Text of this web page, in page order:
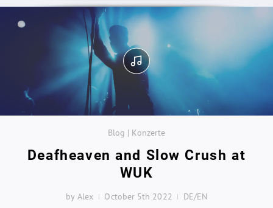
Blog | Konzerte
Deafheaven and Slow Crush at
WUK
by Alex October 5th 2022 DE/EN